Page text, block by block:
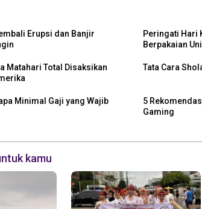
Erupsi dan Banjir
Peringati Hari
Berpakaian
Matahari Total Disaksikan
Tata Cara
Minimal Gaji yang Wajib
5
Gaming
kamu